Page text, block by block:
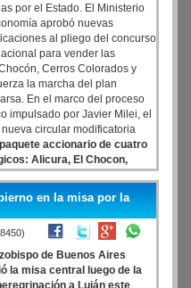
por el Estado. El Ministerio
aprobó nuevas
al pliego del concurso
para vender las
Cerros Colorados y
la marcha del plan
En el marco del proceso
impulsado por Javier Milei, el
circular modificatoria
accionario de cuatro
Alicura, El Chocon,
La medida fue publicada en
1569/2025.
en la misa por la
(8450)
de Buenos Aires
la misa central luego de la
a Luján este